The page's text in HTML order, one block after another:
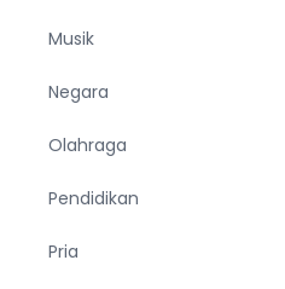
Musik
Negara
Olahraga
Pendidikan
Pria